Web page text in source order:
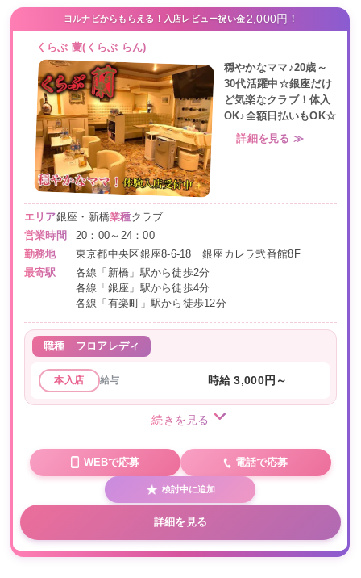
ヨルナビからもらえる！入店レビュー祝い金 2,000円 ！
くらぶ 蘭(くらぶ らん)
穏やかなママ♪20歳～
30代活躍中☆銀座だけ
ど気楽なクラブ！体入
OK♪全額日払いもOK☆
詳細を見る ≫
エリア銀座・新橋業種クラブ
営業時間
20：00～24：00
勤務地
東京都中央区銀座8-6-18 銀座カレラ弐番館8F
最寄駅
各線「新橋」駅から徒歩2分
各線「銀座」駅から徒歩4分
各線「有楽町」駅から徒歩12分
職種 フロアレディ
本入店 給与 時給 3,000円～
続きを見る
WEBで応募 電話で応募
検討中に追加
詳細を見る